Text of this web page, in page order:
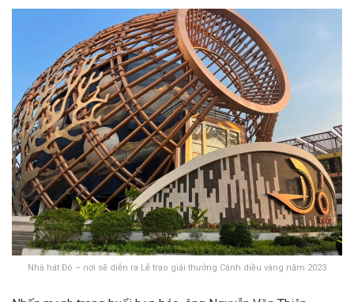
Nhà hát Đó – nơi sẽ diễn ra Lễ trao giải thưởng Cánh diều vàng năm 2023